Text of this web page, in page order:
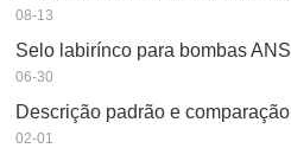
08-13
Selo labirínco para bombas ANSI
06-30
02-01